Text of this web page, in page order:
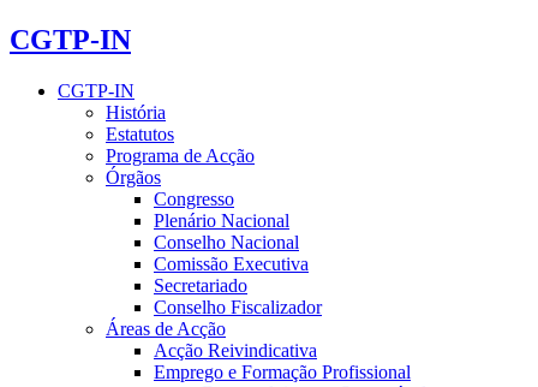
CGTP-IN
CGTP-IN
História
Estatutos
Programa de Acção
Órgãos
Congresso
Plenário Nacional
Conselho Nacional
Comissão Executiva
Secretariado
Conselho Fiscalizador
Áreas de Acção
Acção Reivindicativa
Emprego e Formação Profissional